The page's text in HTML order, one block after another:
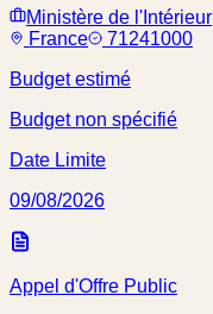
Ministère de l'Intérieur
France
71241000
Budget estimé
Budget non spécifié
Date Limite
09/08/2026
Appel d'Offre Public